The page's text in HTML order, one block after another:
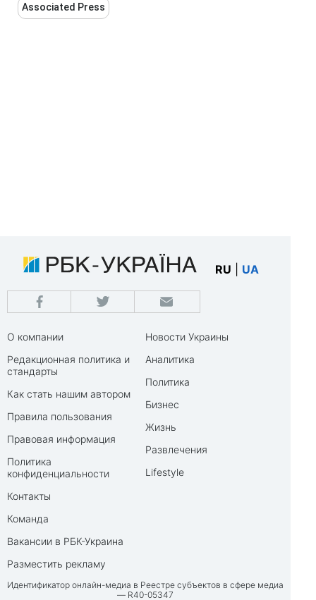
Associated Press
RU UA
О компании
Редакционная политика и
стандарты
Как стать нашим автором
Правила пользования
Правовая информация
Политика
конфиденциальности
Контакты
Команда
Вакансии в РБК-Украина
Разместить рекламу
Новости Украины
Аналитика
Политика
Бизнес
Жизнь
Развлечения
Lifestyle
Идентификатор онлайн-медиа в Реестре субъектов в сфере медиа
— R40-05347